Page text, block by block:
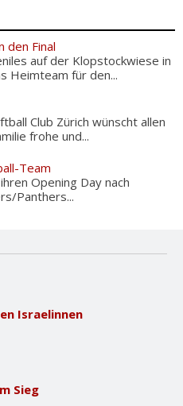
den Final
auf der Klopstockwiese in
Heimteam für den...
Club Zürich wünscht allen
frohe und...
Team
Opening Day nach
Panthers...
Israelinnen
Sieg